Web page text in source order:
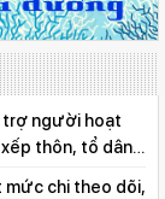
trợ người hoạt
thôn, tổ dân
mức chi theo dõi,